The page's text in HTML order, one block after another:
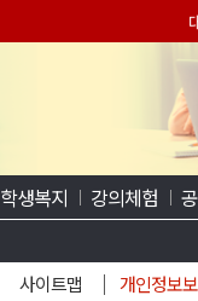
학생복지 강의체험
사이트맵 개인정보